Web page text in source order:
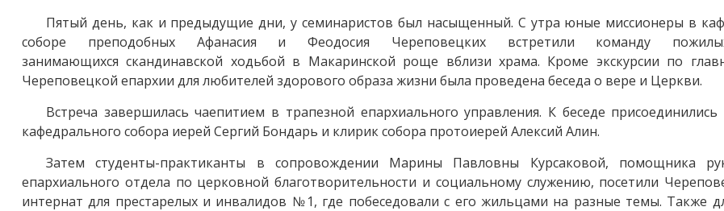
Пятый день, как и предыдущие дни, у семинаристов был насыщенный. С утра юные миссионеры в
соборе преподобных Афанасия и Феодосия Череповецких встретили команду
занимающихся скандинавской ходьбой в Макаринской роще вблизи храма. Кроме экскурсии по
Череповецкой епархии для любителей здорового образа жизни была проведена беседа о вере и Церкви.
Встреча завершилась чаепитием в трапезной епархиального управления. К беседе присоединились
кафедрального собора иерей Сергий Бондарь и клирик собора протоиерей Алексий Алин.
Затем студенты-практиканты в сопровождении Марины Павловны Курсаковой, помощника
епархиального отдела по церковной благотворительности и социальному служению, посетили
интернат для престарелых и инвалидов №1, где побеседовали с его жильцами на разные темы. Также